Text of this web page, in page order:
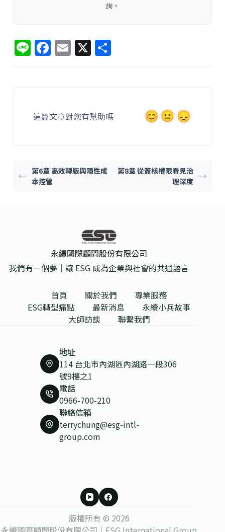
詢。
Li
n
F
a
b
o
E
m
X
這篇文章對您有幫助嗎
第6章 高效轉版與隱性成
本控管
第8章 從簽核權限看見治
理深度
永續國際顧問股份有限公司
我們有一個夢｜讓 ESG 成為企業與社會的共通語言
首頁 關於我們
專業服務
ESG轉型痛點
最新消息
永續小兵故事
大師訪談
聯繫我們
地址
114 台北市內湖區內湖路一段306
號9樓之1
電話
0966-700-210
聯絡信箱
terrychung@esg-intl-
group.com
版權所有 © 2026